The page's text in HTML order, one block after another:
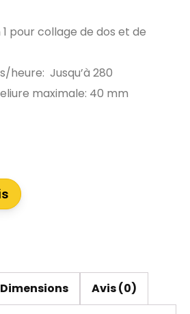
1 pour collage de dos et de
heure: Jusqu’à 280
maximale: 40 mm
Dimensions Avis (0)